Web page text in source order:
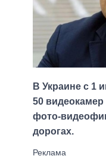
В Украине с 1
50
фото-
дорогах.